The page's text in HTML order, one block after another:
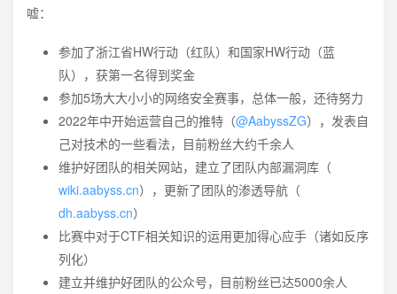
嘘：
参加了浙江省HW行动（红队）和国家HW行动（蓝
队），获第一名得到奖金
参加5场大大小小的网络安全赛事，总体一般，还待努力
2022年中开始运营自己的推特（@AabyssZG），发表自
己对技术的一些看法，目前粉丝大约千余人
维护好团队的相关网站，建立了团队内部漏洞库（
wiki.aabyss.cn），更新了团队的渗透导航（
dh.aabyss.cn）
比赛中对于CTF相关知识的运用更加得心应手（诸如反序
列化）
建立并维护好团队的公众号，目前粉丝已达5000余人